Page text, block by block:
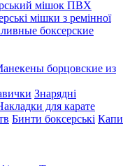
мішок ПВХ
мішки з ремінної
боксерские
борцовские из
Знарядні
для карате
Бинти боксерські Капи